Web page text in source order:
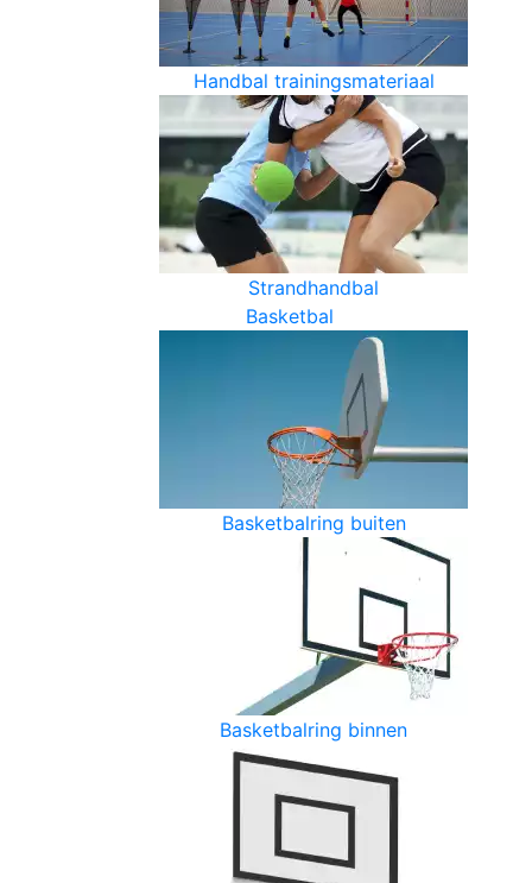
Handbal trainingsmateriaal
Strandhandbal
Basketbal
Basketbalring buiten
Basketbalring binnen